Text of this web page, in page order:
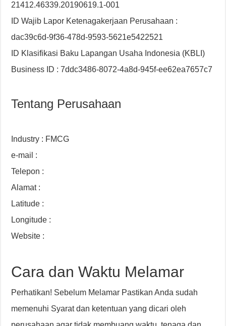
21412.46339.20190619.1-001
ID Wajib Lapor Ketenagakerjaan Perusahaan :
dac39c6d-9f36-478d-9593-5621e5422521
ID Klasifikasi Baku Lapangan Usaha Indonesia (KBLI)
Business ID : 7ddc3486-8072-4a8d-945f-ee62ea7657c7
Tentang Perusahaan
Industry : FMCG
e-mail :
Telepon :
Alamat :
Latitude :
Longitude :
Website :
Cara dan Waktu Melamar
Perhatikan! Sebelum Melamar Pastikan Anda sudah
memenuhi Syarat dan ketentuan yang dicari oleh